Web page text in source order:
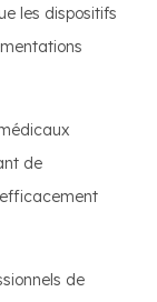
les dispositifs
de
de